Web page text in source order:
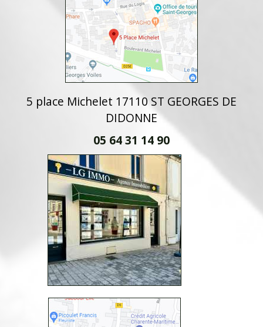
5 place Michelet 17110 ST GEORGES DE
DIDONNE
05 64 31 14 90